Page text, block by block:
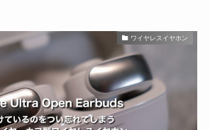
ワイヤレスイヤホン